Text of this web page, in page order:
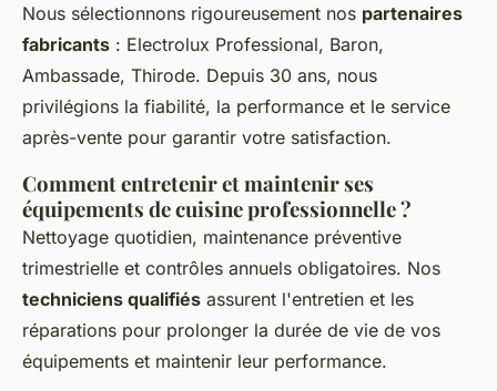
Nous sélectionnons rigoureusement nos partenaires
fabricants : Electrolux Professional, Baron,
Ambassade, Thirode. Depuis 30 ans, nous
privilégions la fiabilité, la performance et le service
après-vente pour garantir votre satisfaction.
Comment entretenir et maintenir ses
équipements de cuisine professionnelle ?
Nettoyage quotidien, maintenance préventive
trimestrielle et contrôles annuels obligatoires. Nos
techniciens qualifiés assurent l'entretien et les
réparations pour prolonger la durée de vie de vos
équipements et maintenir leur performance.